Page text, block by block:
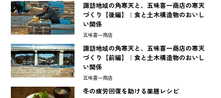
諏訪地域の角寒天と、五味喜一商店の寒天
づくり【後編】｜食と土木構造物のおいし
い関係
五味喜一商店
諏訪地域の角寒天と、五味喜一商店の寒天
づくり【前編】｜食と土木構造物のおいし
い関係
五味喜一商店
冬の疲労回復を助ける薬膳レシピ